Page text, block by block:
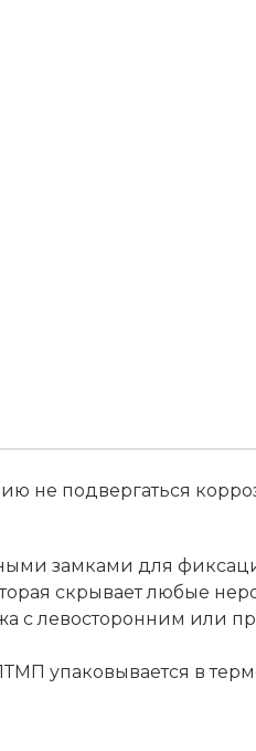
не подвергаться
замками для
скрывает любые
с левосторонним или
упаковывается в